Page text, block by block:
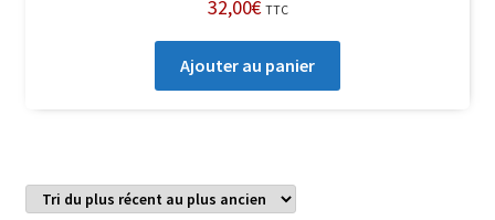
32,00€ TTC
Ajouter au panier